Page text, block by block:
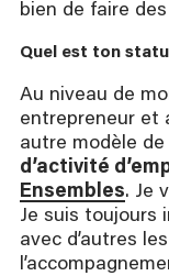
bien de faire
Quel est ton
Au niveau de
entrepreneur et
autre modèle
d’activité
Ensembles. Je
Je suis toujours
avec d’autres